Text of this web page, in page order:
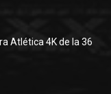
Atlética 4K de la 36